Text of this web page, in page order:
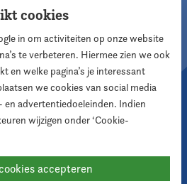
cookies
in om activiteiten op onze website
te verbeteren. Hiermee zien we ook
en welke pagina’s je interessant
we cookies van social media
advertentiedoeleinden. Indien
wijzigen onder ‘Cookie-
accepteren